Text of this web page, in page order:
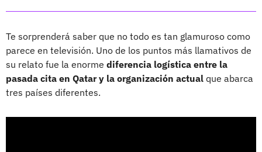
Te sorprenderá saber que no todo es tan glamuroso como
parece en televisión. Uno de los puntos más llamativos de
su relato fue la enorme diferencia logística entre la
pasada cita en Qatar y la organización actual que abarca
tres países diferentes.